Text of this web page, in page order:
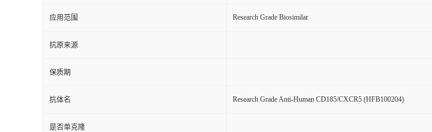
应用范围 Research Grade Biosimilar
抗原来源
保质期
抗体名 Research Grade Anti-Human CD185/CXCR5 (HFB100204)
是否单克隆